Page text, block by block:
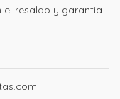
el resaldo y garantia